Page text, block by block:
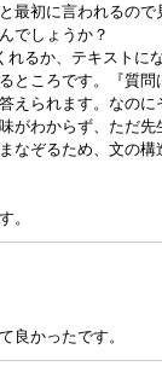
最初に言われるの
でしょうか？
るか、テキストに
ところです。『質問
えられます。なのに
がわからず、ただ先
なぞるため、文の構
。
良かったです。